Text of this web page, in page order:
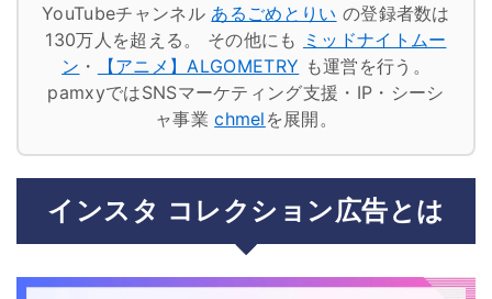
YouTubeチャンネル あるごめとりい の登録者数は
130万人を超える。
その他にも ミッドナイトムー
ン ・ 【アニメ】ALGOMETRY も運営を行う。
pamxyではSNSマーケティング支援・IP・シーシ
ャ事業chmel を展開。
インスタ コレクション広告とは